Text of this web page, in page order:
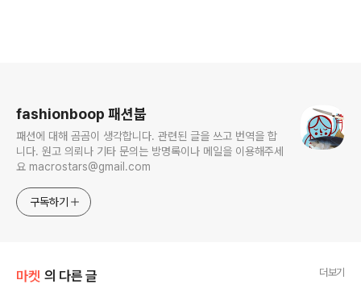
fashionboop 패션붑
패션에 대해 곰곰이 생각합니다. 관련된 글을 쓰고 번역을 합
니다. 원고 의뢰나 기타 문의는 방명록이나 메일을 이용해주세
요 macrostars@gmail.com
구독하기
마켓 의 다른 글 더보기